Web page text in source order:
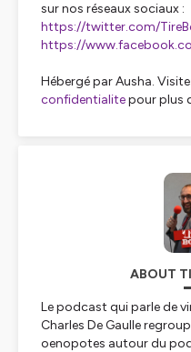
sur nos réseaux sociaux :
https://twitter.com/
https://
Hébergé par Ausha.
confidentialitepour plus
ABOUT
Le podcast qui parle de
Charles De Gaulle
oenopotes autour du